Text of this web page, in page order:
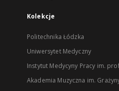
Kolekcje
Politechnika Łódzka
Uniwersytet Medyczny
Instytut Medycyny Pracy im.
Akademia Muzyczna im.